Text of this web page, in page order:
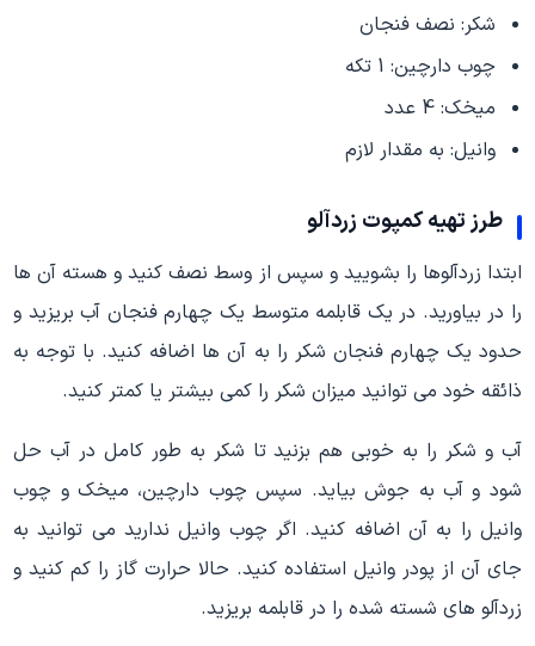
شکر: نصف فنجان
چوب دارچین: 1 تکه
میخک: 4 عدد
وانیل: به مقدار لازم
طرز تهیه کمپوت زردآلو
ابتدا زردآلوها را بشویید و سپس از وسط نصف کنید و هسته آن ها
را در بیاورید. در یک قابلمه متوسط یک چهارم فنجان آب بریزید و
حدود یک چهارم فنجان شکر را به آن ها اضافه کنید. با توجه به
ذائقه خود می توانید میزان شکر را کمی بیشتر یا کمتر کنید.
آب و شکر را به خوبی هم بزنید تا شکر به طور کامل در آب حل
شود و آب به جوش بیاید. سپس چوب دارچین، میخک و چوب
وانیل را به آن اضافه کنید. اگر چوب وانیل ندارید می توانید به
جای آن از پودر وانیل استفاده کنید. حالا حرارت گاز را کم کنید و
زردآلو های شسته شده را در قابلمه بریزید.